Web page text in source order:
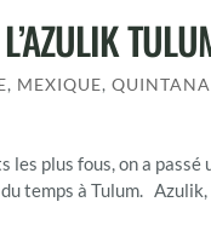
, MEXIQUE,
plus fous, on a passé
temps à Tulum.